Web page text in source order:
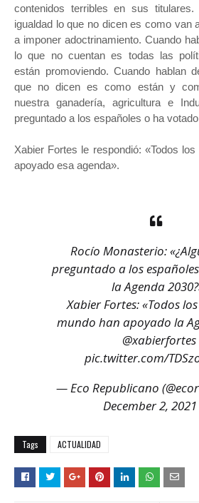
contenidos terribles en sus
igualdad lo que no dicen es como van
a imponer adoctrinamiento. Cuando
lo que no cuentan es todas las
están promoviendo. Cuando hablan
que no dicen es como están y
nuestra ganadería, agricultura e
preguntado a los españoles o ha
Xabier Fortes le respondió: «Todos
apoyado esa agenda».
Rocío Monasterio:
preguntado a los
la Agenda
Xabier Fortes: «Todos
mundo han apoyado la
@xabierfortes
pic.twitter.com/
— Eco Republicano
December 2, 2021
Tags ACTUALIDAD